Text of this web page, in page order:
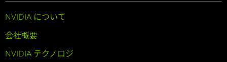
NVIDIA について
会社概要
NVIDIA テクノロジ